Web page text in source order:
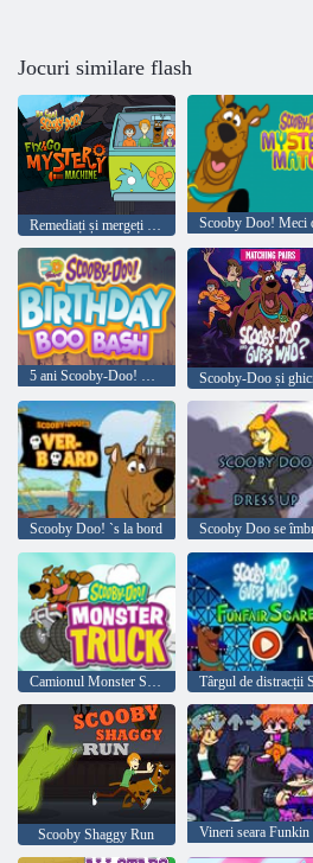
Jocuri similare flash
Remediați și mergeți cu mister
5 ani Scooby-Doo! Ziua de naștere Boo Bash
Scooby Doo! `s la bord
Camionul Monster Scooby-Doo
Scooby Shaggy Run